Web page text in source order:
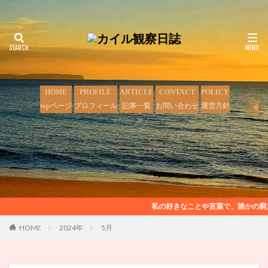
HOME
topページ
PROFILE
プロフィール
ARTICLE
記事一覧
CONTACT
お問い合わせ
POLICY
運営方針
私の好きなことや言葉で、誰かの窮
HOME 2024年 5月